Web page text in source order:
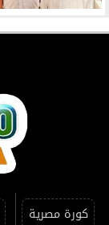
كورة مصرية